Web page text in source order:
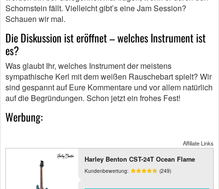
Schornstein fällt. Vielleicht gibt’s eine Jam Session?
Schauen wir mal.
Die Diskussion ist eröffnet – welches Instrument ist
es?
Was glaubt Ihr, welches Instrument der meistens
sympathische Kerl mit dem weißen Rauschebart spielt? Wir
sind gespannt auf Eure Kommentare und vor allem natürlich
auf die Begründungen. Schon jetzt ein frohes Fest!
Werbung:
Affiliate Links
Harley Benton CST-24T Ocean Flame
Kundenbewertung: (249)